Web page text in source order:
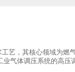
艺，其核心领域为燃
气体调压系统的高压